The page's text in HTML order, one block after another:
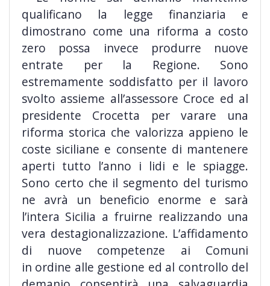
qualificano la legge finanziaria e
dimostrano come una riforma a costo
zero possa invece produrre nuove
entrate per la Regione. Sono
estremamente soddisfatto per il lavoro
svolto assieme all’assessore Croce ed al
presidente Crocetta per varare una
riforma storica che valorizza appieno le
coste siciliane e consente di mantenere
aperti tutto l’anno i lidi e le spiagge.
Sono certo che il segmento del turismo
ne avrà un beneficio enorme e sarà
l’intera Sicilia a fruirne realizzando una
vera destagionalizzazione. L’affidamento
di nuove competenze ai Comuni
in ordine alle gestione ed al controllo del